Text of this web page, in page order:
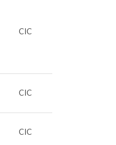
CIC
CIC
CIC